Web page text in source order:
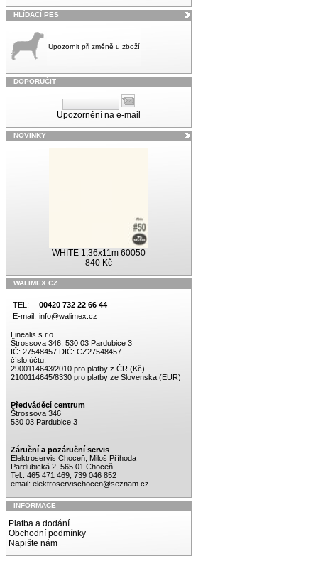
HLÍDACÍ PES
Upozornit při změně u zboží
DOPORUČIT
Upozornění na e-mail
NOVINKY
WHITE 1,36x11m 60050
840 Kč
WALIMEX CZ
TEL:
00420 732 22 66 44
E-mail: info@walimex.cz
Linealis s.r.o.
Štrossova 346, 530 03 Pardubice 3
IČ: 27548457 DIČ: CZ27548457
číslo účtu:
2900114643/2010 pro platby z ČR (Kč)
2100114645/8330 pro platby ze Slovenska (EUR)
Předváděcí centrum
Štrossova 346
530 03 Pardubice 3
Záruční a pozáruční servis
Elektroservis Choceň, Miloš Příhoda
Pardubická 2, 565 01 Choceň
Tel.: 465 471 469, 739 046 852
email: elektroservischocen@seznam.cz
INFORMACE
Platba a dodání
Obchodní podmínky
Napište nám